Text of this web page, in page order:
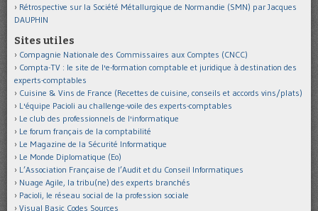
Rétrospective sur la Société Métallurgique de Normandie (SMN) par Jacques
DAUPHIN
Sites utiles
Compagnie Nationale des Commissaires aux Comptes (CNCC)
Compta-TV : le site de l'e-formation comptable et juridique à destination des
experts-comptables
Cuisine & Vins de France (Recettes de cuisine, conseils et accords vins/plats)
L'équipe Pacioli au challenge-voile des experts-comptables
Le club des professionnels de l'informatique
Le forum français de la comptabilité
Le Magazine de la Sécurité Informatique
Le Monde Diplomatique (Eo)
L’Association Française de l’Audit et du Conseil Informatiques
Nuage Agile, la tribu(ne) des experts branchés
Pacioli, le réseau social de la profession sociale
Visual Basic Codes Sources